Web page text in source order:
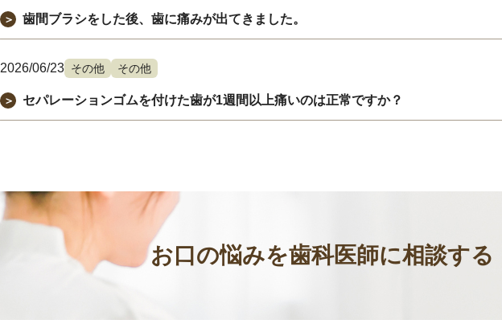
＞ 歯間ブラシをした後、歯に痛みが出てきました。
2026/06/23 その他 その他
＞ セパレーションゴムを付けた歯が1週間以上痛いのは正常ですか？
お口の悩みを歯科医師に相談する